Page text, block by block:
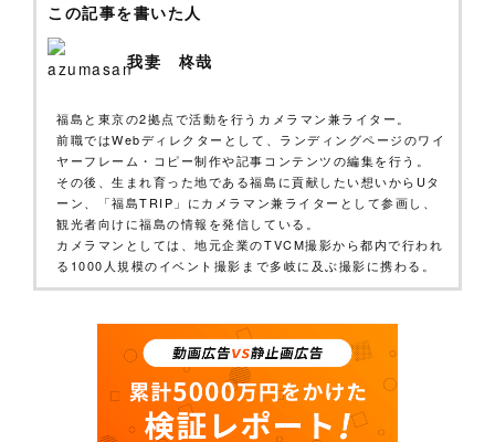
この記事を書いた人
我妻 柊哉
福島と東京の2拠点で活動を行うカメラマン兼ライター。
前職ではWebディレクターとして、ランディングページのワイ
ヤーフレーム・コピー制作や記事コンテンツの編集を行う。
その後、生まれ育った地である福島に貢献したい想いからUタ
ーン、「福島TRIP」にカメラマン兼ライターとして参画し、
観光者向けに福島の情報を発信している。
カメラマンとしては、地元企業のTVCM撮影から都内で行われ
る1000人規模のイベント撮影まで多岐に及ぶ撮影に携わる。